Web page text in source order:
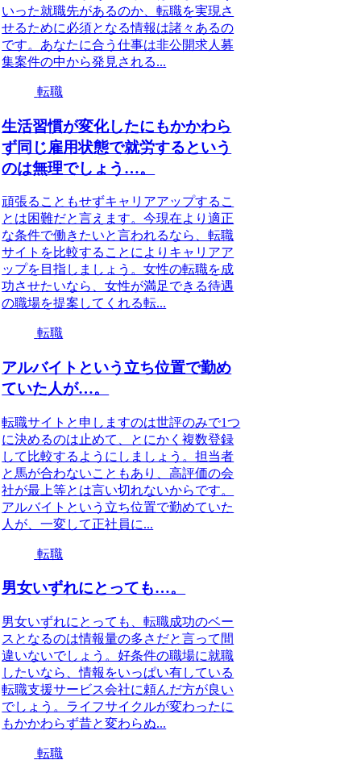
いった就職先があるのか、転職を実現さ
せるために必須となる情報は諸々あるの
です。あなたに合う仕事は非公開求人募
集案件の中から発見される...
転職
生活習慣が変化したにもかかわら
ず同じ雇用状態で就労するという
のは無理でしょう…。
頑張ることもせずキャリアアップするこ
とは困難だと言えます。今現在より適正
な条件で働きたいと言われるなら、転職
サイトを比較することによりキャリアア
ップを目指しましょう。女性の転職を成
功させたいなら、女性が満足できる待遇
の職場を提案してくれる転...
転職
アルバイトという立ち位置で勤め
ていた人が…。
転職サイトと申しますのは世評のみで1つ
に決めるのは止めて、とにかく複数登録
して比較するようにしましょう。担当者
と馬が合わないこともあり、高評価の会
社が最上等とは言い切れないからです。
アルバイトという立ち位置で勤めていた
人が、一変して正社員に...
転職
男女いずれにとっても…。
男女いずれにとっても、転職成功のベー
スとなるのは情報量の多さだと言って間
違いないでしょう。好条件の職場に就職
したいなら、情報をいっぱい有している
転職支援サービス会社に頼んだ方が良い
でしょう。ライフサイクルが変わったに
もかかわらず昔と変わらぬ...
転職